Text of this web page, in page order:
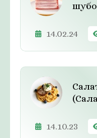
14.02.24
14.10.23